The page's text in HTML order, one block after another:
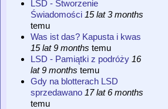
LSD - Stworzenie
Świadomości 15 lat 3 months
temu
Was ist das? Kapusta i kwas
15 lat 9 months temu
LSD - Pamiątki z podróży 16
lat 9 months temu
Gdy na blotterach LSD
sprzedawano 17 lat 6 months
temu